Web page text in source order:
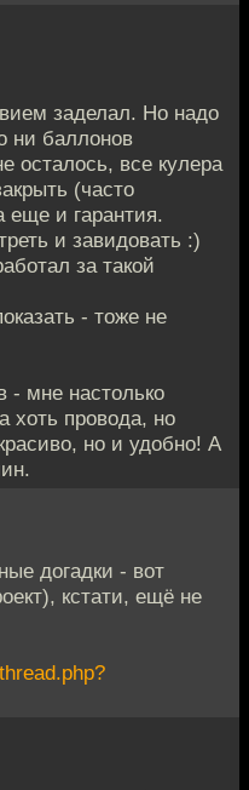
заделал. Но надо
ни баллонов
осталось, все кулера
(часто
и гарантия.
и завидовать :)
за такой
- тоже не
- мне настолько
хоть провода, но
но и удобно! А
догадки - вот
кстати, ещё не